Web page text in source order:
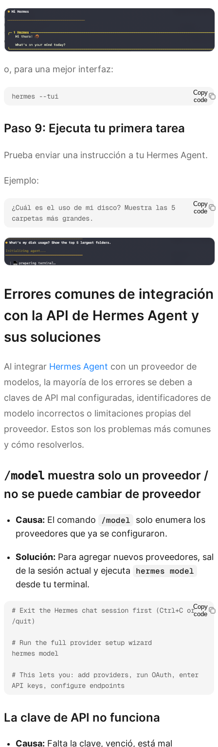
o, para una mejor interfaz:
hermes --tui
Copy
code
Paso 9: Ejecuta tu primera tarea
Prueba enviar una instrucción a tu Hermes Agent.
Ejemplo:
¿Cuál es el uso de mi disco? Muestra las 5
carpetas más grandes.
Copy
code
Errores comunes de integración
con la API de Hermes Agent y
sus soluciones
Al integrar Hermes Agent con un proveedor de
modelos, la mayoría de los errores se deben a
claves de API mal configuradas, identificadores de
modelo incorrectos o limitaciones propias del
proveedor. Estos son los problemas más comunes
y cómo resolverlos.
/model muestra solo un proveedor /
no se puede cambiar de proveedor
Causa: El comando /model
solo enumera los
proveedores que ya se configuraron.
Solución: Para agregar nuevos proveedores, sal
de la sesión actual y ejecuta
hermes model
desde tu terminal.
# Exit the Hermes chat session first (Ctrl+C or
/quit)
# Run the full provider setup wizard
hermes model
# This lets you: add providers, run OAuth, enter
API keys, configure endpoints
Copy
code
La clave de API no funciona
Causa: Falta la clave, venció, está mal